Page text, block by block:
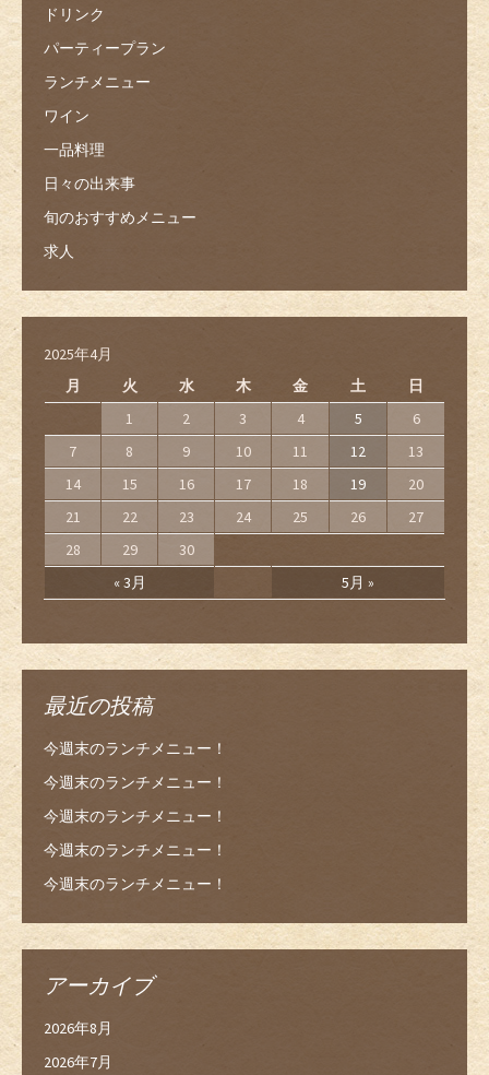
ドリンク
パーティープラン
ランチメニュー
ワイン
一品料理
日々の出来事
旬のおすすめメニュー
求人
2025年4月
月
火 水 木 金 土 日
« 3月 5月 »
1 2 3 4 5
6
7
8 9 10 11 12
13
14
15 16 17 18 19
20
21
22 23 24 25 26
27
28
29 30
最近の投稿
今週末のランチメニュー！
今週末のランチメニュー！
今週末のランチメニュー！
今週末のランチメニュー！
今週末のランチメニュー！
アーカイブ
2026年8月
2026年7月